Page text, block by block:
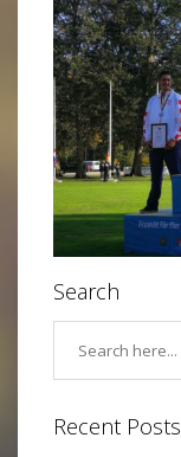
Search
Recent Posts